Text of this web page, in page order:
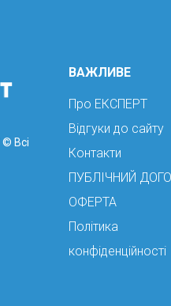
© Всі
ВАЖЛИВЕ
Про ЕКСПЕРТ
Відгуки до сайту
Контакти
ПУБЛІЧНИЙ
ОФЕРТА
Політика
конфіденційності